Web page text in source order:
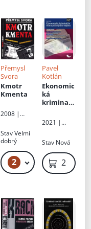
Laura
Kellöová,
Miroslav
Grman,
Annamária
Dömeová
Jana
Čunderlíko
vá,
Veronika
Ján
Přemysl
Svora
Kmotr
Kmenta
2008 |
Praha
StavVelmi
dobrý
2 49 Kč
Pavel
Kotlán
Ekonomic
ká
kriminalit
policejníh
o orgánu
2021 |
s.r.o.
Stav Nová
269 Kč